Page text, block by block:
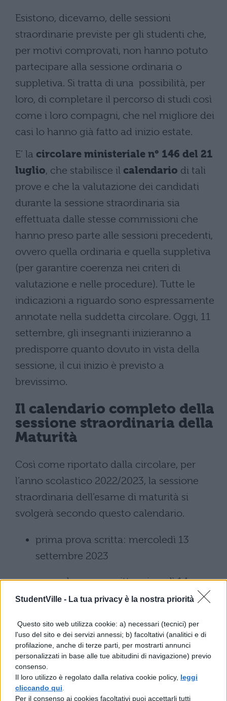
StudentVille - La tua privacy è la nostra priorità
Questo sito web utilizza cookie: a) necessari (tecnici) per
l'uso del sito e dei servizi annessi; b) facoltativi (analitici e di
profilazione, anche di terze parti, per mostrarti annunci
personalizzati in base alle tue abitudini di navigazione) previo
consenso.
Il loro utilizzo è regolato dalla relativa cookie policy, leggi
cliccando qui
Per il consenso ai cookies facoltativi puoi accettarli tutti
Esistono, dicevamo, delle sessioni
straordinarie previste per gli studenti che,
per motivi comprovati, non hanno potuto
partecipare alla sessione ordinaria o
suppletiva. Si tratta di una possibilità, per
loro, di completare il percorso di studi così
come i loro compagni, che nel migliore dei
casi lo hanno già fatto ad inizio estate.
E’ la circolare ministeriale n° 146 del 21
luglio, che stabilisce il calendario di tali
prove e che la valutazione dei candidati
durante la sessione straordinaria sia
effettuata dalle stesse commissioni che
hanno preso parte alle sessioni precedenti,
ovvero quella ordinaria e quella suppletiva
(per garantire coerenza nei criteri di
valutazione e nelle procedure). Tutte le
indicazioni a riguardo sono espressamente
annotate nella suddetta circolare. Oggi, 11
settembre, gli insegnanti inizieranno a
predisporre quanto dovuto in vista della
sessione, il cui inizio è previsto a
brevissimo.
Il calendario completo della
sessione straordinaria della
Maturità
Così come riportato dalla circolare, per
l’anno scolastico 2022/2023, la sessione
straordinaria dell’esame di maturità si
svolgerà secondo questo calendario.
prima prova scritta: mercoledì 13
settembre 2023
seconda prova scritta: giovedì 14
settembre 2023
terza prova scritta prevista per gli
specifici indirizzi di studio: mercoledì
20 settembre 2023
colloqui: dopo la correzione e la
valutazione degli elaborati delle prove